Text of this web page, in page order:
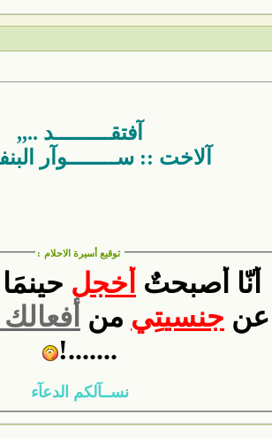
آفتقـــــــــد ..,,
آلاخت :: ســــــــوآر
توقيع أسيرة الاحلام :
أنّا أصبحتٌ أخجل
عن جنسيتِي من
.......!
نســآلكم الدعآء